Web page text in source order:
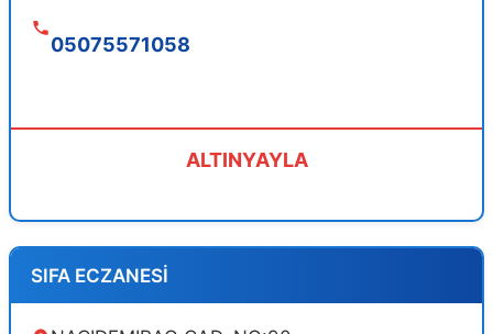
05075571058
ALTINYAYLA
SIFA ECZANESİ